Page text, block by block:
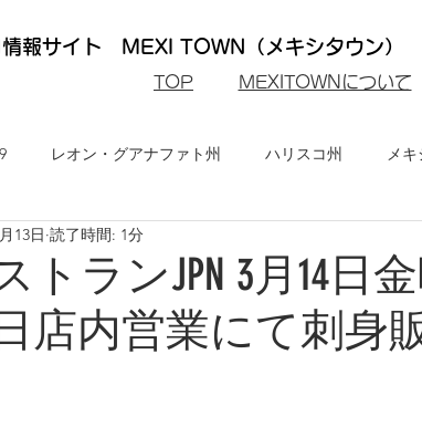
情報サイト MEXI TOWN（メキシタウン）
​TOP MEXITOWNについて
レオン・グアナファト州 ハリスコ州 メ
ース ケレタロ州
労 日墨交流 メキシコ・グルメ
トランJPN 3月14日
店内営業にて刺身
13日 読了時間: 1分